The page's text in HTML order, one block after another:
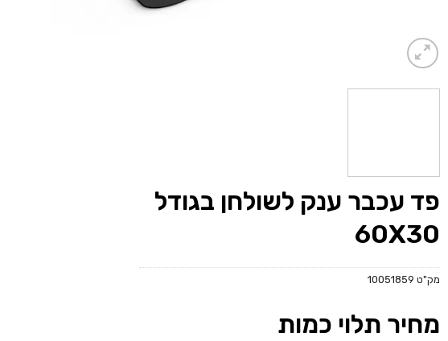
פד עכבר ענק לשולחן בגודל
60X30
מק"ט 10051859
מחיר תלוי כמות